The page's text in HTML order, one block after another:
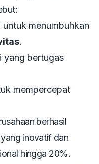
menumbuhkan
.
yang bertugas
mempercepat
berhasil
inovatif dan
hingga 20%.